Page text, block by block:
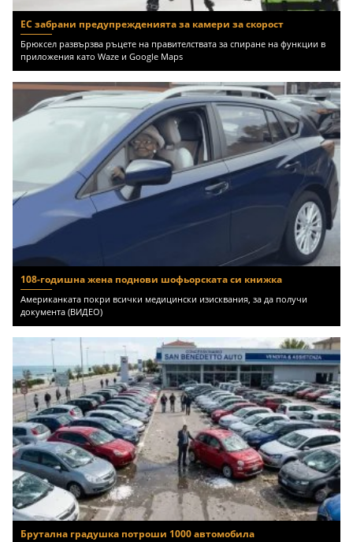
ЕС забрани предупрежденията за камери за скорост
Брюксел развързва ръцете на правителствата за спиране на функции в
приложения като Waze и Google Maps
108-годишна жена поднови шофьорската си книжка
Американката покри всички медицински изисквания, за да получи
документа (ВИДЕО)
Брутална градушка потроши 1000 автомобила